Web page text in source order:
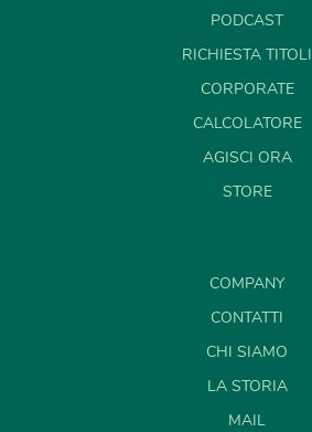
PODCAST
RICHIESTA TITOLI
CORPORATE
CALCOLATORE
AGISCI ORA
STORE
COMPANY
CONTATTI
CHI SIAMO
LA STORIA
MAIL